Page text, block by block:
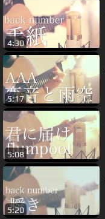
4:30
5:17
5:08
5:20